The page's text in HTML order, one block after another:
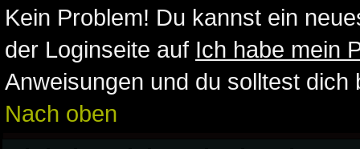
Kein Problem! Du kannst ein
der Loginseite auf Ich habe mein
Anweisungen und du solltest
Nach oben